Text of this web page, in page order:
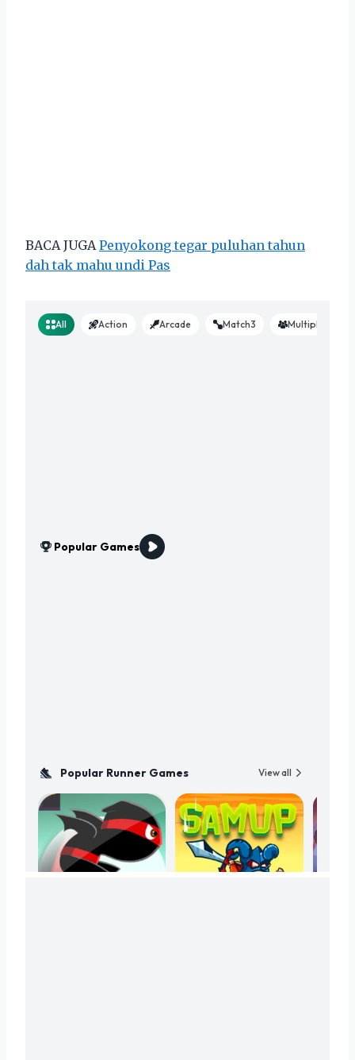
BACA JUGA Penyokong tegar puluhan tahun
dah tak mahu undi Pas